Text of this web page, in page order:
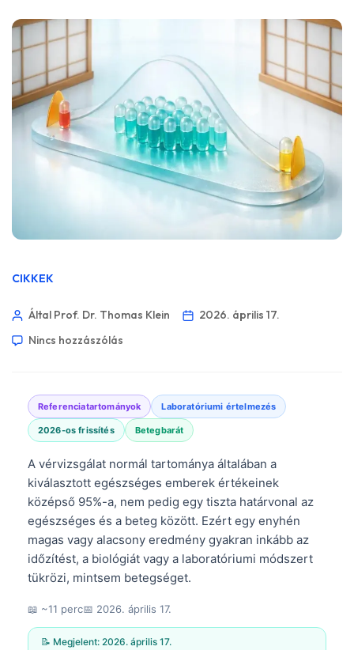
CIKKEK
Által Prof. Dr. Thomas Klein
2026. április 17.
Nincs hozzászólás
Referenciatartományok Laboratóriumi értelmezés
2026-os frissítés Betegbarát
A vérvizsgálat normál tartománya általában a
kiválasztott egészséges emberek értékeinek
középső 95%-a, nem pedig egy tiszta határvonal az
egészséges és a beteg között. Ezért egy enyhén
magas vagy alacsony eredmény gyakran inkább az
időzítést, a biológiát vagy a laboratóriumi módszert
tükrözi, mintsem betegséget.
📖 ~11 perc📅 2026. április 17.
📝 Megjelent: 2026. április 17.